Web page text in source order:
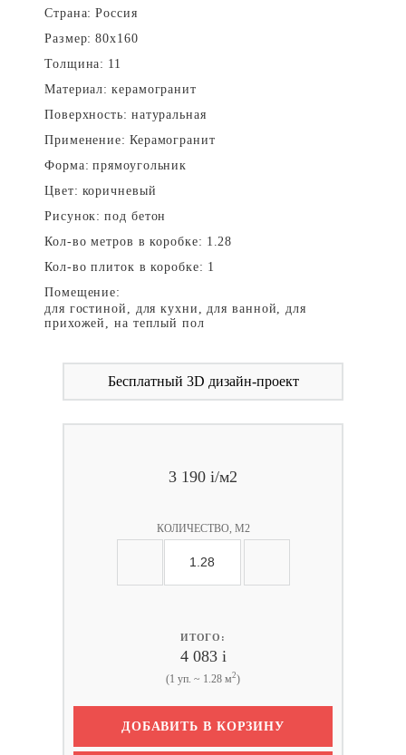
Страна: Россия
Размер: 80x160
Толщина: 11
Материал: керамогранит
Поверхность: натуральная
Применение: Керамогранит
Форма: прямоугольник
Цвет: коричневый
Рисунок: под бетон
Кол-во метров в коробке: 1.28
Кол-во плиток в коробке: 1
Помещение:
для гостиной, для кухни, для ванной, для
прихожей, на теплый пол
Бесплатный 3D дизайн-проект
3 190 i/м2
КОЛИЧЕСТВО, М2
ИТОГО:
4 083 i
(1 уп. ~ 1.28 м2)
ДОБАВИТЬ В КОРЗИНУ